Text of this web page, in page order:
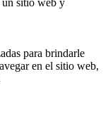
un sitio web y
para brindarle
en el sitio web,